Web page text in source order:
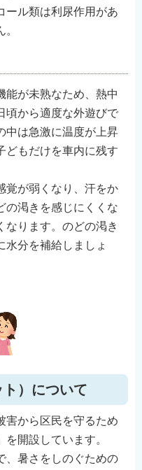
ール類は利尿作用があ
が未熟なため、熱中
頃から適度な外遊びで
中は急激に温度が上昇
どもだけを車内に残す
が弱くなり、汗をか
の渇きを感じにくくな
なります。のどの渇き
水分を補給しましょ
）について
害から区民を守るため
を開設しています。
、暑さをしのぐための